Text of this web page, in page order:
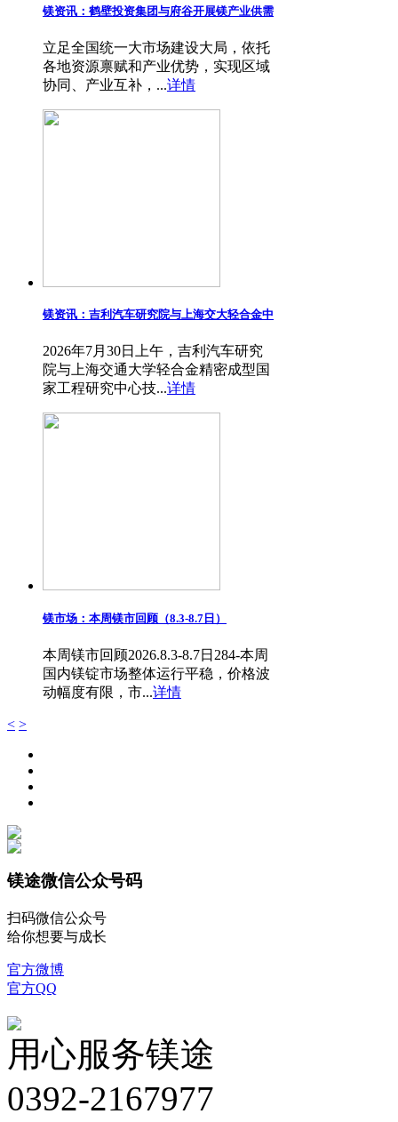
镁资讯：鹤壁投资集团与府谷开展镁产业供需
立足全国统一大市场建设大局，依托
各地资源禀赋和产业优势，实现区域
协同、产业互补，...详情
镁资讯：吉利汽车研究院与上海交大轻合金中
2026年7月30日上午，吉利汽车研究
院与上海交通大学轻合金精密成型国
家工程研究中心技...详情
镁市场：本周镁市回顾（8.3-8.7日）
本周镁市回顾2026.8.3-8.7日284-本周
国内镁锭市场整体运行平稳，价格波
动幅度有限，市...详情
< >
镁途微信公众号码
扫码微信公众号
给你想要与成长
官方微博
官方QQ
用心服务镁途
0392-2167977